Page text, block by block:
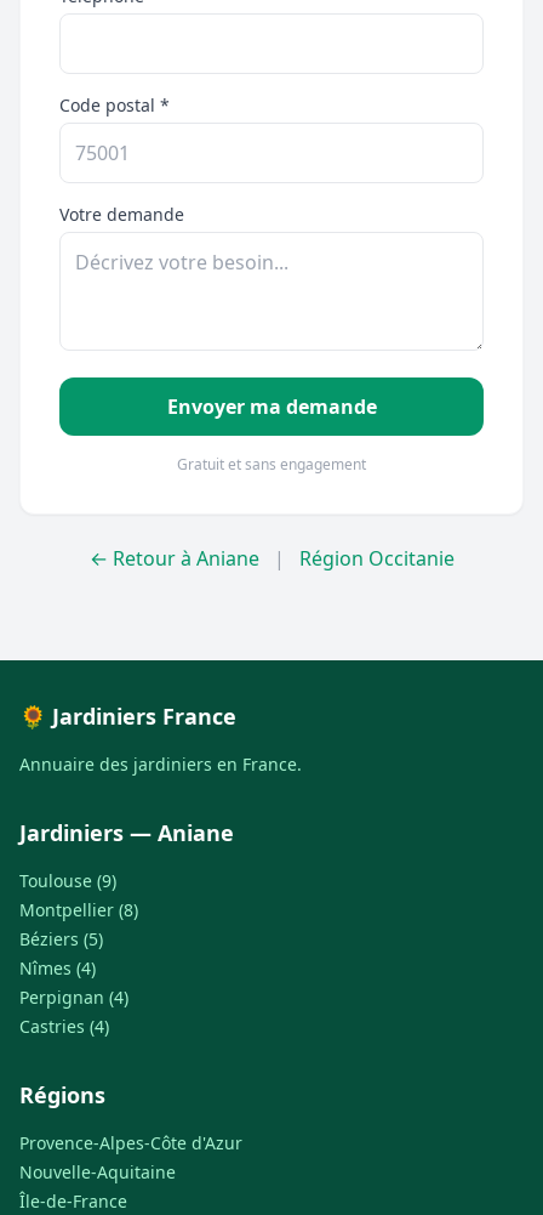
Code postal *
Votre demande
Envoyer ma demande
Gratuit et sans engagement
← Retour à Aniane | Région Occitanie
🌻 Jardiniers France
Annuaire des jardiniers en France.
Jardiniers — Aniane
Toulouse (9)
Montpellier (8)
Béziers (5)
Nîmes (4)
Perpignan (4)
Castries (4)
Régions
Provence-Alpes-Côte d'Azur
Nouvelle-Aquitaine
Île-de-France